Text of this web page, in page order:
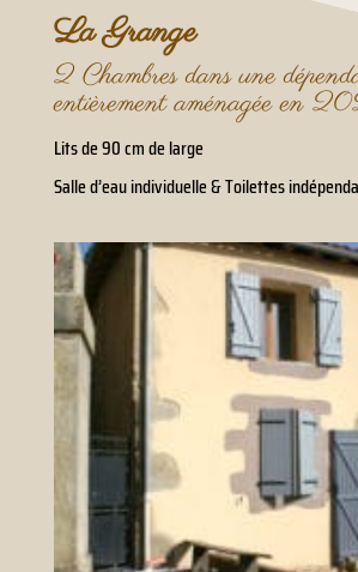
La Grange
2 Chambres dans une
entièrement aménagée en
Lits de 90 cm de large
Salle d’eau individuelle & Toilettes